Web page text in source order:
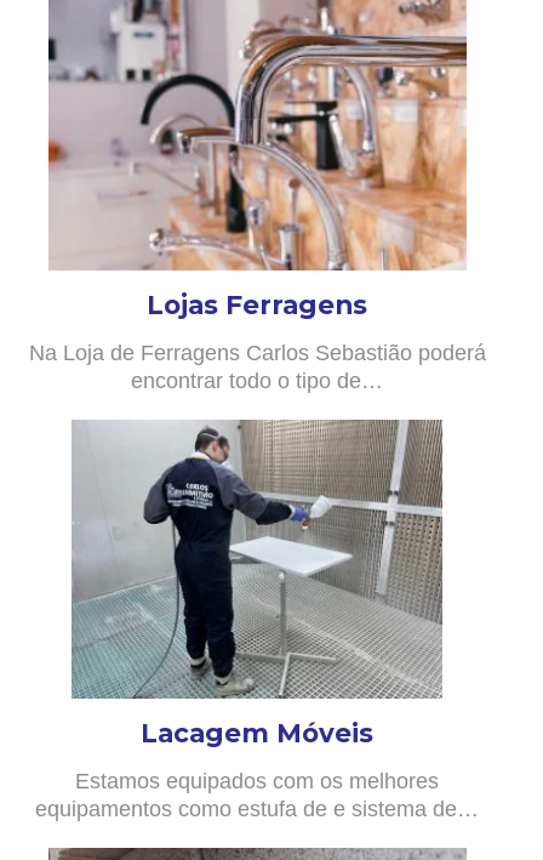
Lojas Ferragens
Na Loja de Ferragens Carlos Sebastião poderá
encontrar todo o tipo de…
Lacagem Móveis
Estamos equipados com os melhores
equipamentos como estufa de e sistema de…